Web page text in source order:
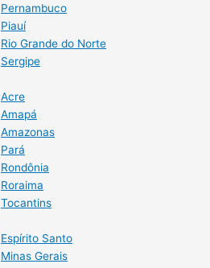
Pernambuco
Piauí
Rio Grande do Norte
Sergipe
Acre
Amapá
Amazonas
Pará
Rondônia
Roraima
Tocantins
Espírito Santo
Minas Gerais